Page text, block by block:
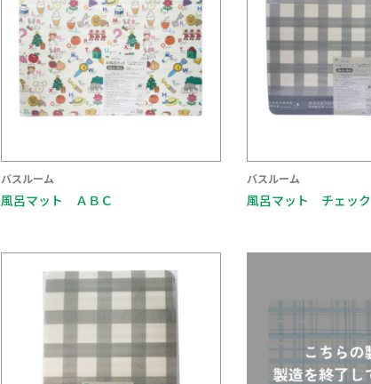
バスルーム
風呂マット ＡＢＣ
バスルーム
風呂マット チェック